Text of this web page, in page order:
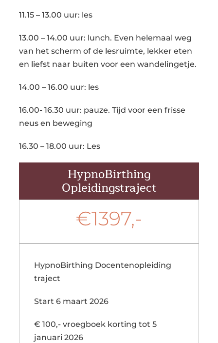
11.15 – 13.00 uur: les
13.00 – 14.00 uur: lunch. Even helemaal weg
van het scherm of de lesruimte, lekker eten
en liefst naar buiten voor een wandelingetje.
14.00 – 16.00 uur: les
16.00- 16.30 uur: pauze. Tijd voor een frisse
neus en beweging
16.30 – 18.00 uur: Les
HypnoBirthing
Opleidingstraject
€1397,-
HypnoBirthing Docentenopleiding
traject
Start 6 maart 2026
€ 100,- vroegboek korting tot 5
januari 2026